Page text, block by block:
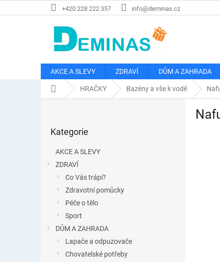
na
+420 228 222 357 info@deminas.cz
AKCE A SLEVY ZDRAVÍ DŮM A ZAHRADA
Domů HRAČKY Bazény a vše k vodě
kategorie
Kategorie
AKCE A SLEVY
ZDRAVÍ
Co Vás trápí?
Zdravotní pomůcky
Péče o tělo
Sport
DŮM A ZAHRADA
Lapače a odpuzovače
Chovatelské potřeby